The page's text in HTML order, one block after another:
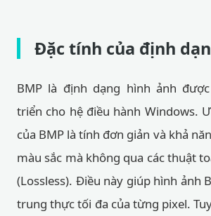
Đặc tính của định
BMP là định dạng hình ảnh
triển cho hệ điều hành Windows.
của BMP là tính đơn giản và khả
màu sắc mà không qua các thuật
(Lossless). Điều này giúp hình ảnh
trung thực tối đa của từng pixel.